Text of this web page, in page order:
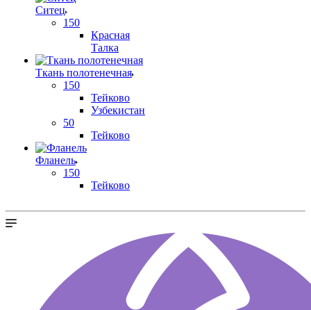
Ситец
150
Красная
Талка
Ткань полотенечная
150
Тейково
Узбекистан
50
Тейково
Фланель
150
Тейково